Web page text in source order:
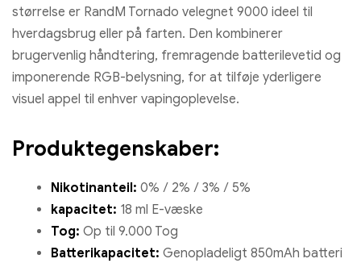
størrelse er RandM Tornado velegnet 9000 ideel til
hverdagsbrug eller på farten. Den kombinerer
brugervenlig håndtering, fremragende batterilevetid og
imponerende RGB-belysning, for at tilføje yderligere
visuel appel til enhver vapingoplevelse.
Produktegenskaber:
Nikotinanteil: 0% / 2% / 3% / 5%
kapacitet: 18 ml E-væske
Tog: Op til 9.000 Tog
Batterikapacitet: Genopladeligt 850mAh batteri